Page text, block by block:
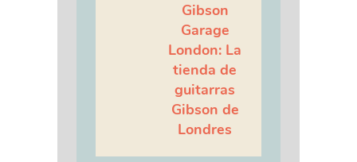
Gibson
Garage
London: La
tienda de
guitarras
Gibson de
Londres